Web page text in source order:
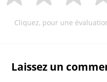
Cliquez, pour une
Laissez un